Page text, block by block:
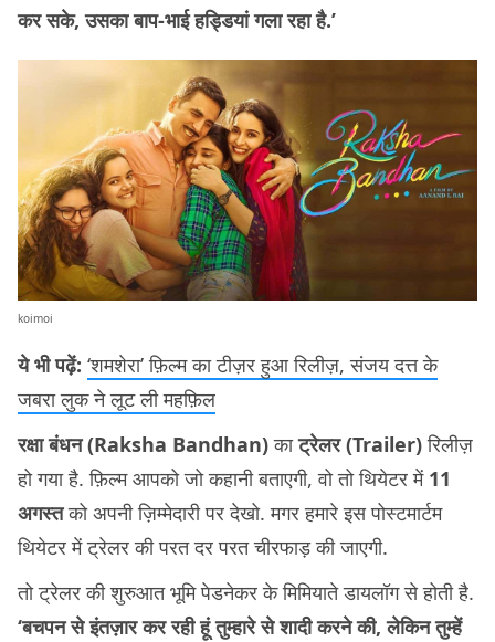
कर सके, उसका बाप-भाई हड्डियां गला रहा है.’
koimoi
ये भी पढ़ें: ‘शमशेरा’ फ़िल्म का टीज़र हुआ रिलीज़, संजय दत्त के
जबरा लुक ने लूट ली महफ़िल
रक्षा बंधन (Raksha Bandhan)काट्रेलर (Trailer)रिलीज़
हो गया है. फ़िल्म आपको जो कहानी बताएगी, वो तो थियेटर में 11
अगस्तको अपनी ज़िम्मेदारी पर देखो. मगर हमारे इस पोस्टमार्टम
थियेटर में ट्रेलर की परत दर परत चीरफाड़ की जाएगी.
तो ट्रेलर की शुरुआत भूमि पेडनेकर के मिमियाते डायलॉग से होती है.
‘बचपन से इंतज़ार कर रही हूं तुम्हारे से शादी करने की, लेकिन तुम्हें